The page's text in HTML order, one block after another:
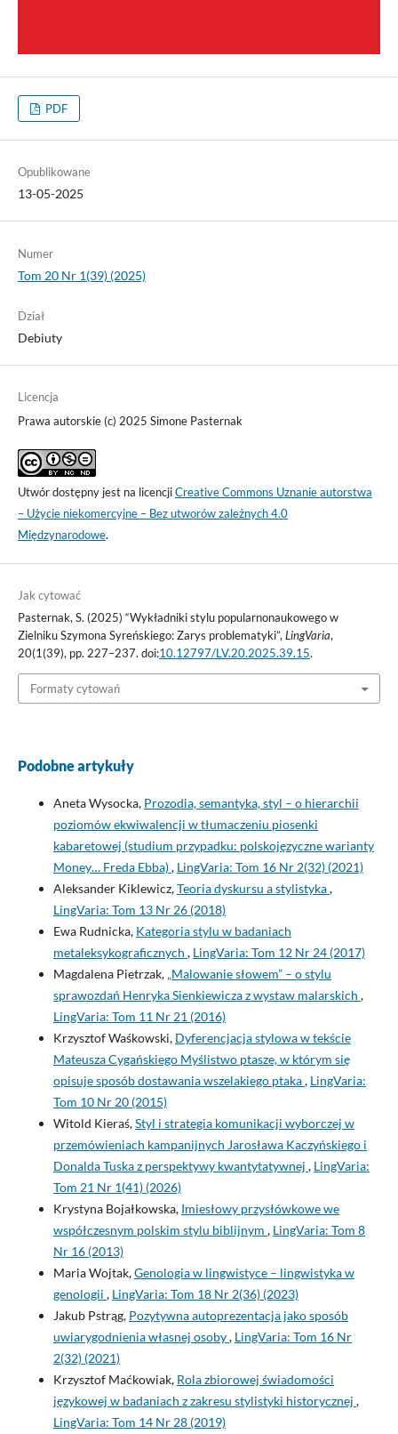
PDF
Opublikowane
13-05-2025
Numer
Tom 20 Nr 1(39) (2025)
Dział
Debiuty
Licencja
Prawa autorskie (c) 2025 Simone Pasternak
Utwór dostępny jest na licencjiCreative Commons Uznanie autorstwa
– Użycie niekomercyjne – Bez utworów zależnych 4.0
Międzynarodowe.
Jak cytować
Pasternak, S. (2025) “Wykładniki stylu popularnonaukowego w
Zielniku Szymona Syreńskiego: Zarys problematyki”, LingVaria,
20(1(39), pp. 227–237. doi:10.12797/LV.20.2025.39.15.
Formaty cytowań
Podobne artykuły
Aneta Wysocka, Prozodia, semantyka, styl – o hierarchii
poziomów ekwiwalencji w tłumaczeniu piosenki
kabaretowej (studium przypadku: polskojęzyczne warianty
Money… Freda Ebba), LingVaria: Tom 16 Nr 2(32) (2021)
Aleksander Kiklewicz,Teoria dyskursu a stylistyka,
LingVaria: Tom 13 Nr 26 (2018)
Ewa Rudnicka, Kategoria stylu w badaniach
metaleksykograficznych , LingVaria: Tom 12 Nr 24 (2017)
Magdalena Pietrzak, „Malowanie słowem” – o stylu
sprawozdań Henryka Sienkiewicza z wystaw malarskich ,
LingVaria: Tom 11 Nr 21 (2016)
Krzysztof Waśkowski, Dyferencjacja stylowa w tekście
Mateusza Cygańskiego Myślistwo ptasze, w którym się
opisuje sposób dostawania wszelakiego ptaka, LingVaria:
Tom 10 Nr 20 (2015)
Witold Kieraś,Styl i strategia komunikacji wyborczej w
przemówieniach kampanijnych Jarosława Kaczyńskiego i
Donalda Tuska z perspektywy kwantytatywnej , LingVaria:
Tom 21 Nr 1(41) (2026)
Krystyna Bojałkowska, Imiesłowy przysłówkowe we
współczesnym polskim stylu biblijnym , LingVaria: Tom 8
Nr 16 (2013)
Maria Wojtak,Genologia w lingwistyce – lingwistyka w
genologii , LingVaria: Tom 18 Nr 2(36) (2023)
Jakub Pstrąg, Pozytywna autoprezentacja jako sposób
uwiarygodnienia własnej osoby, LingVaria: Tom 16 Nr
2(32) (2021)
Krzysztof Maćkowiak, Rola zbiorowej świadomości
językowej w badaniach z zakresu stylistyki historycznej ,
LingVaria: Tom 14 Nr 28 (2019)